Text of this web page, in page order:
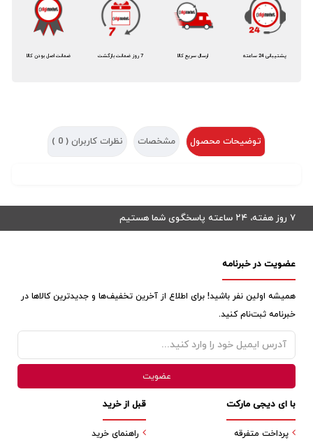
ضمانت اصل بودن کالا 7 روز ضمانت بازگشت ارسال سریع کالا پشتیبانی 24 ساعته
توضیحات محصول مشخصات نظرات کاربران ( 0
)
۷ روز هفته، ۲۴ ساعته پاسخگوی شما هستیم
عضویت در خبرنامه
همیشه اولین نفر باشید! برای اطلاع از آخرین تخفیف‌ها و جدیدترین کالاها در
خبرنامه ثبت‌نام کنید.
قبل از خرید
راهنمای خرید
با ای دیجی مارکت
پرداخت متفرقه